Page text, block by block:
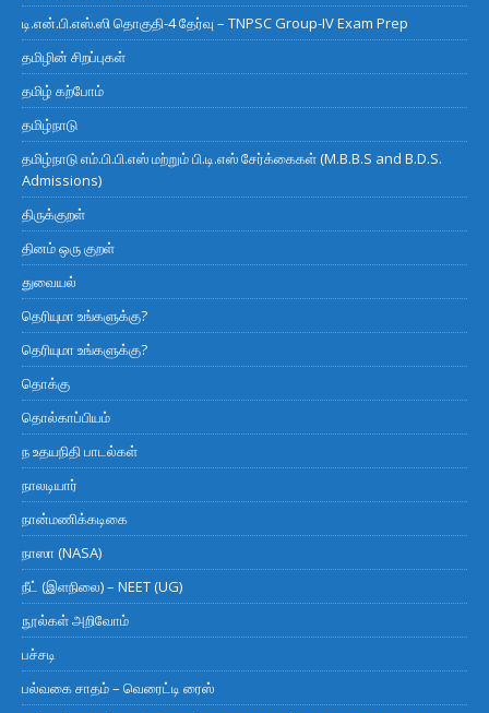
டி.என்.பி.எஸ்.ஸி தொகுதி-4 தேர்வு – TNPSC Group-IV Exam Prep
தமிழின் சிறப்புகள்
தமிழ் கற்போம்
தமிழ்நாடு
தமிழ்நாடு எம்.பி.பி.எஸ் மற்றும் பி.டி.எஸ் சேர்க்கைகள் (M.B.B.S and B.D.S.
Admissions)
திருக்குறள்
தினம் ஒரு குறள்
துவையல்
தெரியுமா உங்களுக்கு?
தெரியுமா உங்களுக்கு?
தொக்கு
தொல்காப்பியம்
ந உதயநிதி பாடல்கள்
நாலடியார்
நான்மணிக்கடிகை
நாஸா (NASA)
நீட் (இளநிலை) – NEET (UG)
நூல்கள் அறிவோம்
பச்சடி
பல்வகை சாதம் – வெரைட்டி ரைஸ்